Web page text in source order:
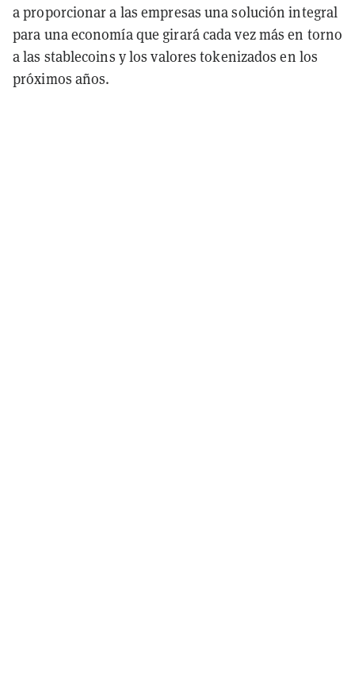
a proporcionar a las empresas una solución integral
para una economía que girará cada vez más en torno
a las stablecoins y los valores tokenizados en los
próximos años.